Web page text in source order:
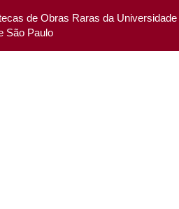
de Obras Raras da Universidade
São Paulo